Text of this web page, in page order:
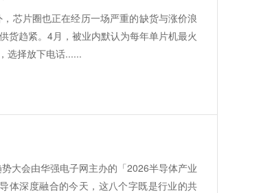
芯片圈也正在经历一场严重的缺货与涨价浪
货趋紧。4月，被业内默认为每年单片机最火
选择放下电话......
大会由华强电子网主办的「2026半导体产业
体深度融合的今天，这八个字既是行业的共